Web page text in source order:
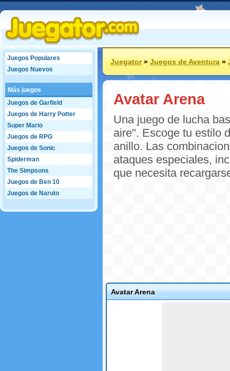
Juegos Populares
Juegos Nuevos
Más juegos
Juegos de Garfield
Juegos de Harry Potter
Super Mario
Juegos de RPG
Juegos de Sonic
Spiderman
The Simpsons
Juegos de Ben 10
Juegos de Naruto
Juegator»Juegos de Aventura»
Avatar Arena
Una juego de lucha
aire". Escoge tu estilo
anillo. Las
ataques especiales,
que necesita
Avatar Arena